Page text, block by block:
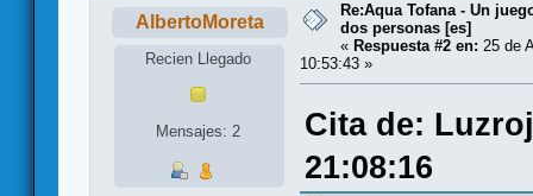
AlbertoMoreta
Recien Llegado
Mensajes: 2
Re:Aqua Tofana - Un
dos personas [es]
« Respuesta #2 en: 25 de
10:53:43 »
Cita de:
21:08:16